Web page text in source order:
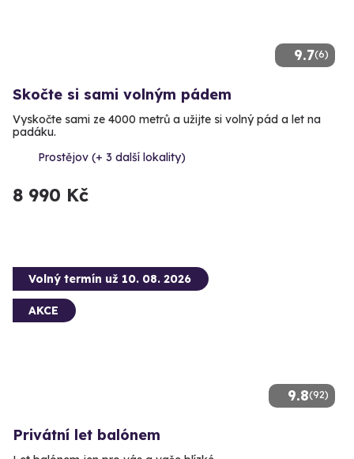
9.7(6)
Skočte si sami volným pádem
Vyskočte sami ze 4000 metrů a užijte si volný pád a let na
padáku.
Prostějov (+ 3 další lokality)
8 990 Kč
9.8(92)
Volný termín už 10. 08. 2026
AKCE
Privátní let balónem